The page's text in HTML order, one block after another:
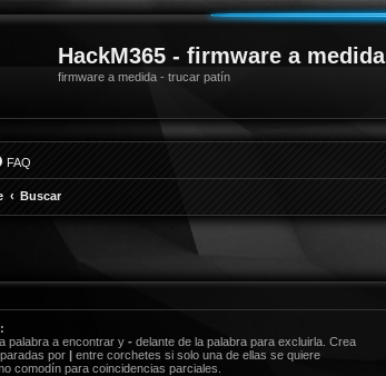
HackM365 - firmware a medida
firmware a medida - trucar patín
FAQ
Buscar
palabra a encontrar y - delante de la palabra para excluirla. Crea
por | entre corchetes si solo una de ellas se quiere
comodín para coincidencias parciales.